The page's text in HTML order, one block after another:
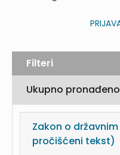
Ukupno
Zakon o
pročišćeni tekst)
Filteri